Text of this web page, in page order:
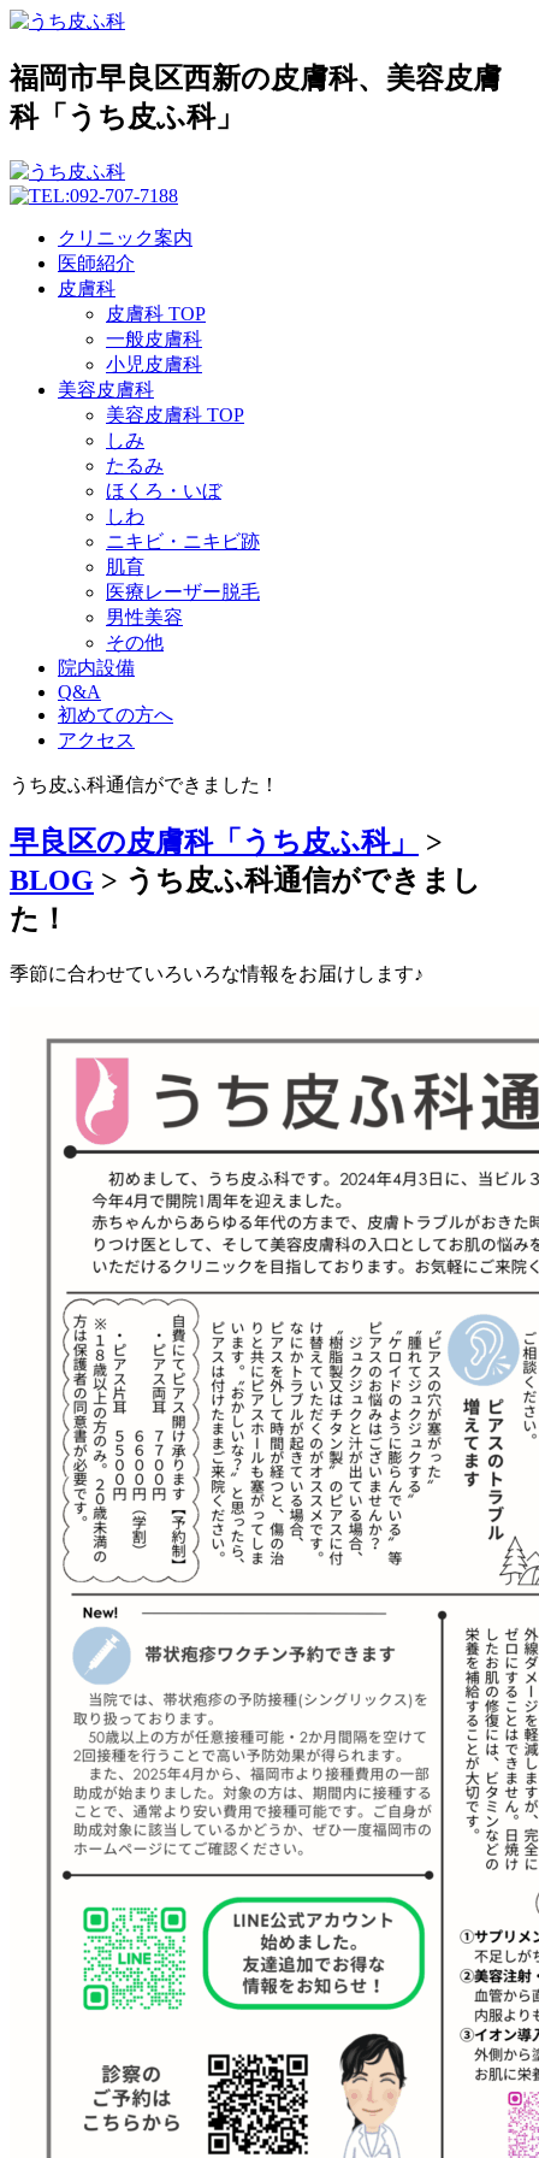
福岡市早良区西新の皮膚科、美容皮膚
科「うち皮ふ科」
クリニック案内
医師紹介
皮膚科
皮膚科 TOP
一般皮膚科
小児皮膚科
美容皮膚科
美容皮膚科 TOP
しみ
たるみ
ほくろ・いぼ
しわ
ニキビ・ニキビ跡
肌育
医療レーザー脱毛
男性美容
その他
院内設備
Q&A
初めての方へ
アクセス
うち皮ふ科通信ができました！
早良区の皮膚科「うち皮ふ科」
>
BLOG > うち皮ふ科通信ができまし
た！
季節に合わせていろいろな情報をお届けします♪